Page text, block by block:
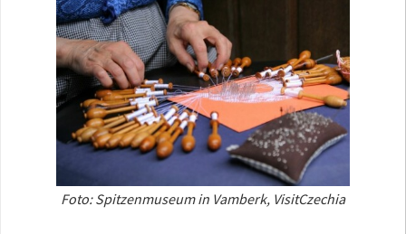
Foto: Spitzenmuseum in Vamberk, VisitCzechia